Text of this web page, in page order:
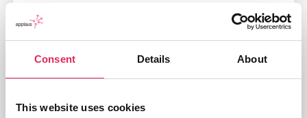
Consent Details About
This website uses cookies
På grund af det store antal blev kommentarerne
meningsfulde
Applaus fra et udsnit af 2.416 borgere i alderen 15+